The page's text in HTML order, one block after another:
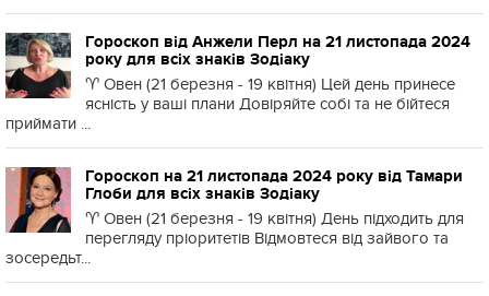
Гороскоп від Анжели Перл на 21 листопада 2024
року для всіх знаків Зодіаку
♈️ Овен (21 березня - 19 квітня) Цей день принесе
ясність у ваші плани Довіряйте собі та не бійтеся
приймати ...
Гороскоп на 21 листопада 2024 року від Тамари
Глоби для всіх знаків Зодіаку
♈️ Овен (21 березня - 19 квітня) День підходить для
перегляду пріоритетів Відмовтеся від зайвого та
зосередьт...